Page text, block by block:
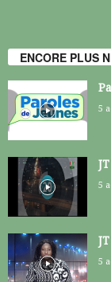
ENCORE PLUS
5
5
5